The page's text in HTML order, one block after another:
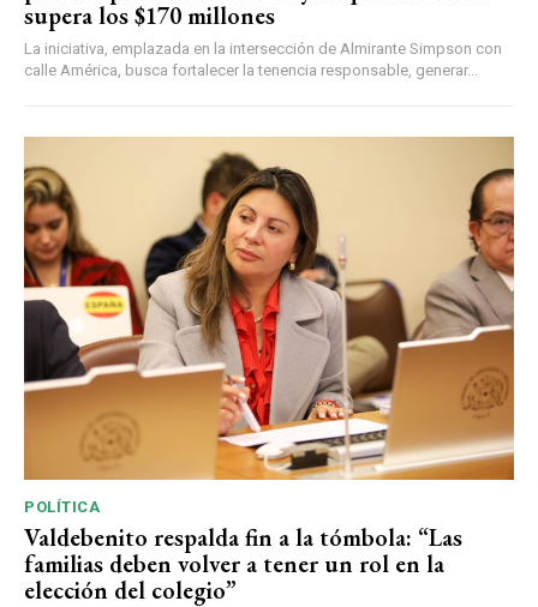
supera los $170 millones
La iniciativa, emplazada en la intersección de Almirante Simpson con
calle América, busca fortalecer la tenencia responsable, generar...
POLÍTICA
Valdebenito respalda fin a la tómbola: “Las
familias deben volver a tener un rol en la
elección del colegio”